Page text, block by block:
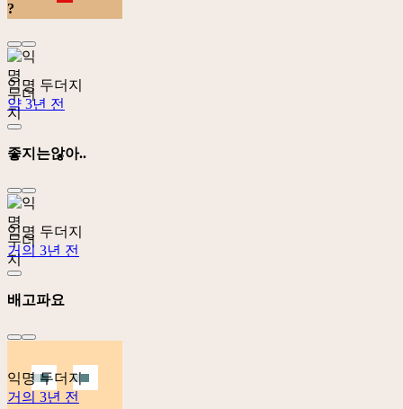
?
익명 두더지
약 3년 전
좋지는않아..
익명 두더지
거의 3년 전
배고파요
익명 두더지
거의 3년 전